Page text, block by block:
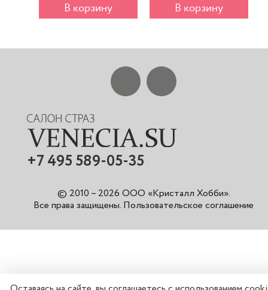
В корзину В корзину
+7 495 589-05-35
© 2010 – 2026 ООО «Кристалл Хобби».
Все права защищены. Пользовательское соглашение